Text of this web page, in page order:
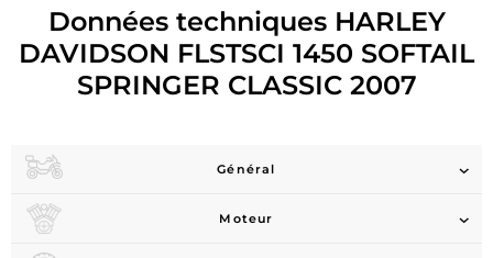
Données techniques HARLEY
DAVIDSON FLSTSCI 1450 SOFTAIL
SPRINGER CLASSIC 2007
Général
Moteur